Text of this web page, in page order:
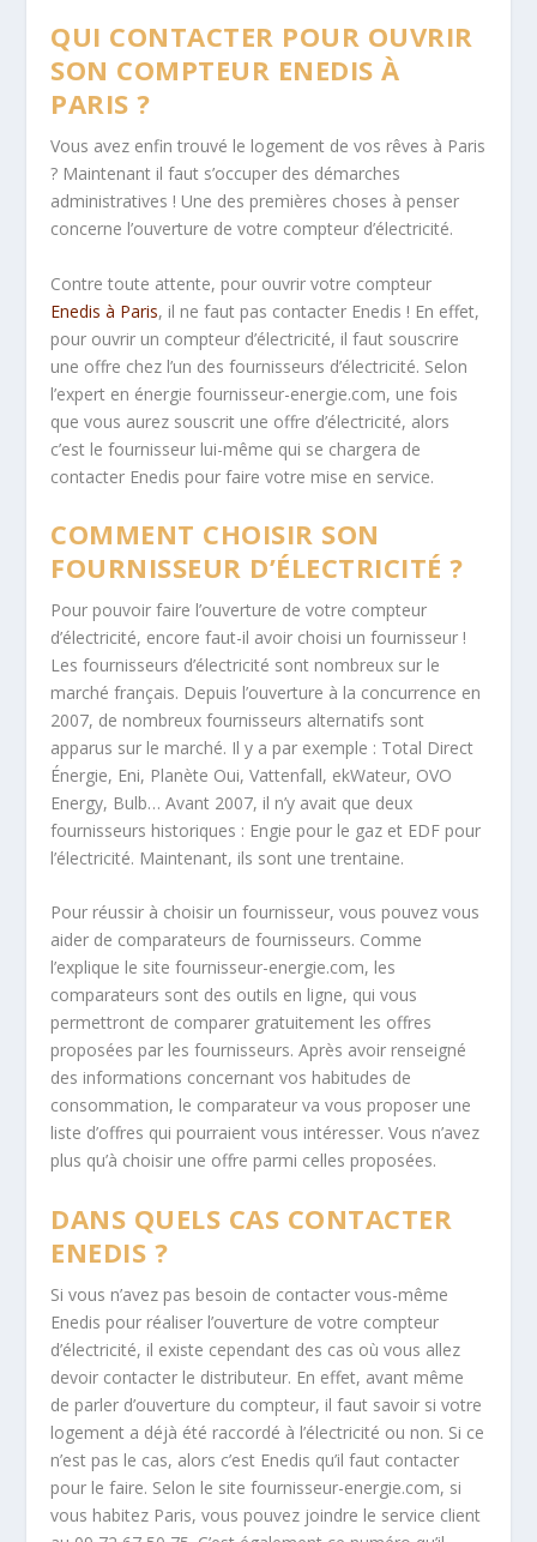
QUI CONTACTER POUR OUVRIR
SON COMPTEUR ENEDIS À
PARIS ?
Vous avez enfin trouvé le logement de vos rêves à Paris
? Maintenant il faut s’occuper des démarches
administratives ! Une des premières choses à penser
concerne l’ouverture de votre compteur d’électricité.
Contre toute attente, pour ouvrir votre compteur
Enedis à Paris, il ne faut pas contacter Enedis ! En effet,
pour ouvrir un compteur d’électricité, il faut souscrire
une offre chez l’un des fournisseurs d’électricité. Selon
l’expert en énergie fournisseur-energie.com, une fois
que vous aurez souscrit une offre d’électricité, alors
c’est le fournisseur lui-même qui se chargera de
contacter Enedis pour faire votre mise en service.
COMMENT CHOISIR SON
FOURNISSEUR D’ÉLECTRICITÉ ?
Pour pouvoir faire l’ouverture de votre compteur
d’électricité, encore faut-il avoir choisi un fournisseur !
Les fournisseurs d’électricité sont nombreux sur le
marché français. Depuis l’ouverture à la concurrence en
2007, de nombreux fournisseurs alternatifs sont
apparus sur le marché. Il y a par exemple : Total Direct
Énergie, Eni, Planète Oui, Vattenfall, ekWateur, OVO
Energy, Bulb… Avant 2007, il n’y avait que deux
fournisseurs historiques : Engie pour le gaz et EDF pour
l’électricité. Maintenant, ils sont une trentaine.
Pour réussir à choisir un fournisseur, vous pouvez vous
aider de comparateurs de fournisseurs. Comme
l’explique le site fournisseur-energie.com, les
comparateurs sont des outils en ligne, qui vous
permettront de comparer gratuitement les offres
proposées par les fournisseurs. Après avoir renseigné
des informations concernant vos habitudes de
consommation, le comparateur va vous proposer une
liste d’offres qui pourraient vous intéresser. Vous n’avez
plus qu’à choisir une offre parmi celles proposées.
DANS QUELS CAS CONTACTER
ENEDIS ?
Si vous n’avez pas besoin de contacter vous-même
Enedis pour réaliser l’ouverture de votre compteur
d’électricité, il existe cependant des cas où vous allez
devoir contacter le distributeur. En effet, avant même
de parler d’ouverture du compteur, il faut savoir si votre
logement a déjà été raccordé à l’électricité ou non. Si ce
n’est pas le cas, alors c’est Enedis qu’il faut contacter
pour le faire. Selon le site fournisseur-energie.com, si
vous habitez Paris, vous pouvez joindre le service client